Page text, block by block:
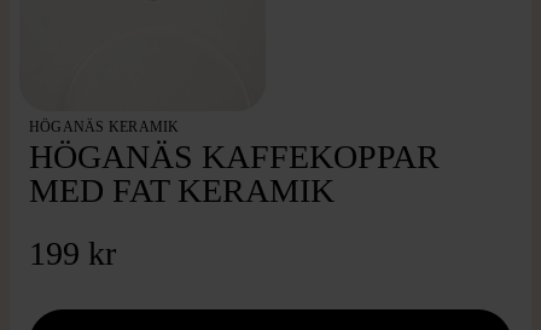
HÖGANÄS KERAMIK
HÖGANÄS KAFFEKOPPAR
MED FAT KERAMIK
199 kr